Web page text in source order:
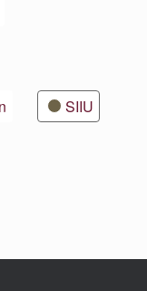
SIIU